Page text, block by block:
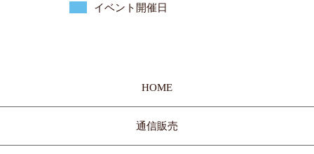
イベント開催日
HOME
通信販売